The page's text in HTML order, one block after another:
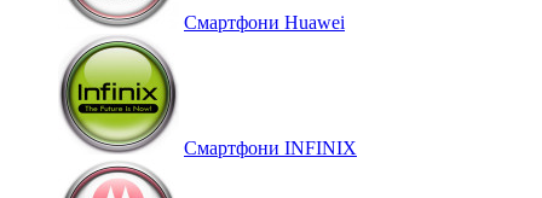
Смартфони Huawei
Смартфони INFINIX